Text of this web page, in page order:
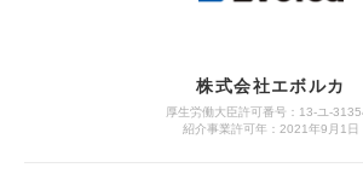
株式会社エボルカ
厚生労働大臣許可番号：13‐ユ
紹介事業許可年：2021年9月1日